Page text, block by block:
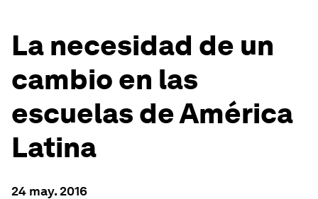
La necesidad de un
cambio en las
escuelas de América
Latina
24 may. 2016